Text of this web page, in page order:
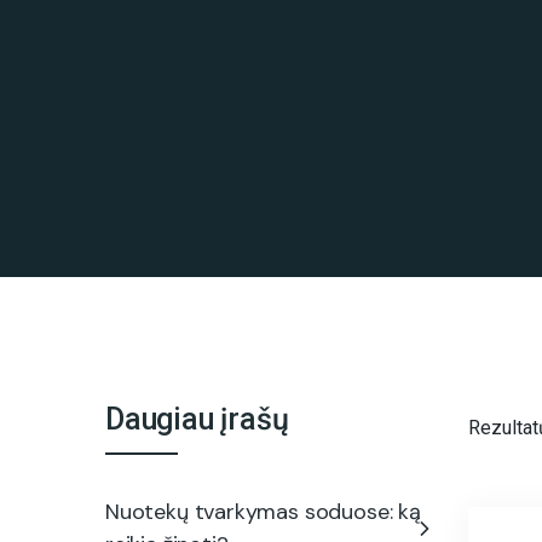
Daugiau įrašų
Nuotekų tvarkymas soduose: ką